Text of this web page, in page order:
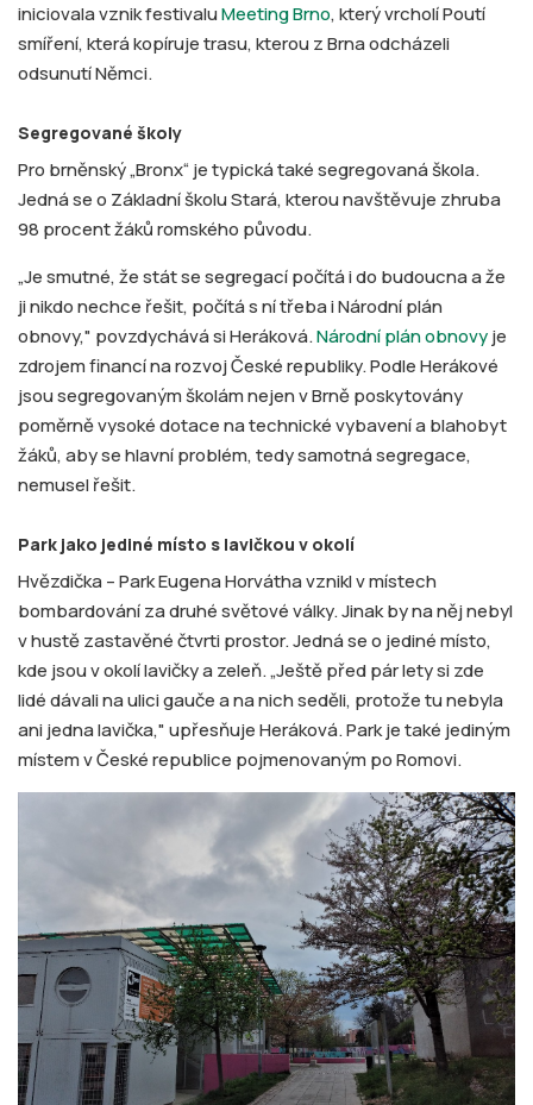
iniciovala vznik festivaluMeeting Brno, který vrcholí Poutí
smíření, která kopíruje trasu, kterou z Brna odcházeli
odsunutí Němci.
Segregované školy
Pro brněnský „Bronx“ je typická také segregovaná škola.
Jedná se o Základní školu Stará, kterou navštěvuje zhruba
98 procent žáků romského původu.
„Je smutné, že stát se segregací počítá i do budoucna a že
ji nikdo nechce řešit, počítá s ní třeba i Národní plán
obnovy," povzdychává si Heráková.Národní plán obnovyje
zdrojem financí na rozvoj České republiky. Podle Herákové
jsou segregovaným školám nejen v Brně poskytovány
poměrně vysoké dotace na technické vybavení a blahobyt
žáků, aby se hlavní problém, tedy samotná segregace,
nemusel řešit.
Park jako jediné místo s lavičkou v okolí
Hvězdička – Park Eugena Horvátha vznikl v místech
bombardování za druhé světové války. Jinak by na něj nebyl
v hustě zastavěné čtvrti prostor. Jedná se o jediné místo,
kde jsou v okolí lavičky a zeleň. „Ještě před pár lety si zde
lidé dávali na ulici gauče a na nich seděli, protože tu nebyla
ani jedna lavička," upřesňuje Heráková. Park je také jediným
místem v České republice pojmenovaným po Romovi.